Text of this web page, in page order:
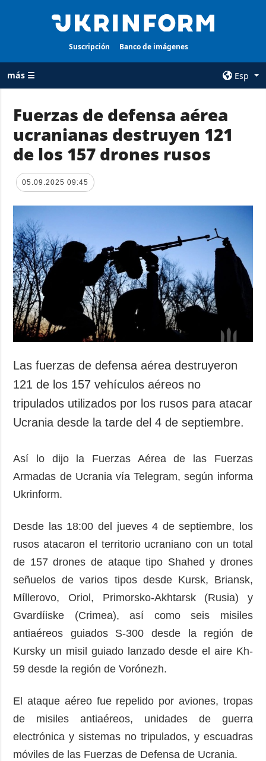
Suscripción Banco de imágenes
más ☰
Esp
TODAS LAS
CATEGORÍAS
Guerra
Reconstrucción
Economía
Defensa
Sociedad y
Cultura
Deportes
Crimen
Desastres y
AGENCIA
sobre la agencia
Política de
privacidad y
protección de
datos personales
ADICIONAL
Podcasts
Publicaciones
Fotos
Video
Releases
SERVICIOS
Suscripción
Banco de
imágenes
Fuerzas de defensa aérea
ucranianas destruyen 121
de los 157 drones rusos
05.09.2025 09:45
Las fuerzas de defensa aérea destruyeron
121 de los 157 vehículos aéreos no
tripulados utilizados por los rusos para atacar
Ucrania desde la tarde del 4 de septiembre.
Así lo dijo la Fuerzas Aérea de las Fuerzas
Armadas de Ucrania vía Telegram, según informa
Ukrinform.
Desde las 18:00 del jueves 4 de septiembre, los
rusos atacaron el territorio ucraniano con un total
de 157 drones de ataque tipo Shahed y drones
señuelos de varios tipos desde Kursk, Briansk,
Míllerovo, Oriol, Primorsko-Akhtarsk (Rusia) y
Gvardíiske (Crimea), así como seis misiles
antiaéreos guiados S-300 desde la región de
Kursky un misil guiado lanzado desde el aire Kh-
59 desde la región de Vorónezh.
El ataque aéreo fue repelido por aviones, tropas
de misiles antiaéreos, unidades de guerra
electrónica y sistemas no tripulados, y escuadras
móviles de las Fuerzas de Defensa de Ucrania.